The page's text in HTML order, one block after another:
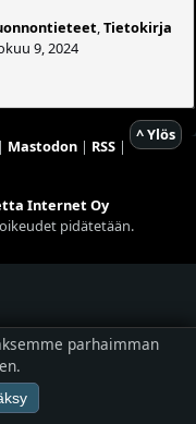
,Tietokirja
9, 2024
^ Ylös
| Mastodon| RSS|
Internet Oy
pidätetään.
parhaimman